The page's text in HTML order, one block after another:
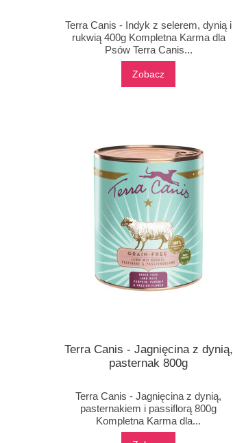
Terra Canis - Indyk z selerem, dynią i
rukwią 400g Kompletna Karma dla
Psów Terra Canis...
Zobacz
Terra Canis - Jagnięcina z dynią,
pasternak 800g
Terra Canis - Jagnięcina z dynią,
pasternakiem i passiflorą 800g
Kompletna Karma dla...